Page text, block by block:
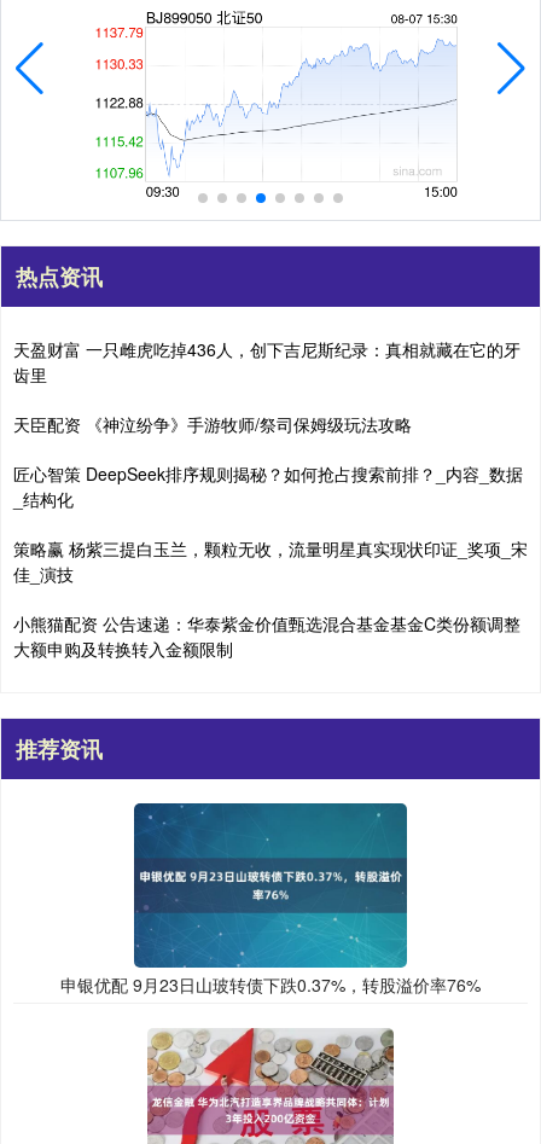
热点资讯
天盈财富 一只雌虎吃掉436人，创下吉尼斯纪录：真相就藏在它的牙
齿里
天臣配资 《神泣纷争》手游牧师/祭司保姆级玩法攻略
匠心智策 DeepSeek排序规则揭秘？如何抢占搜索前排？_内容_数据
_结构化
策略赢 杨紫三提白玉兰，颗粒无收，流量明星真实现状印证_奖项_宋
佳_演技
小熊猫配资 公告速递：华泰紫金价值甄选混合基金基金C类份额调整
大额申购及转换转入金额限制
推荐资讯
申银优配 9月23日山玻转债下跌0.37%，转股溢价率76%